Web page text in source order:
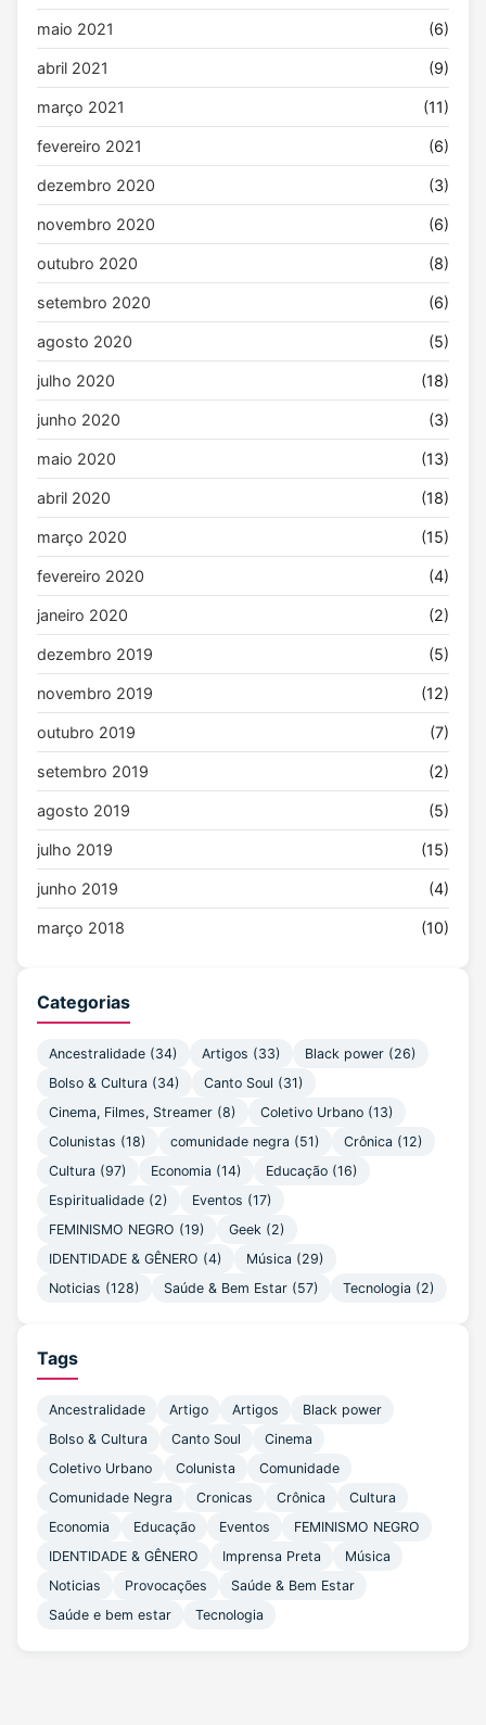
maio 2021 (6)
abril 2021 (9)
março 2021 (11)
fevereiro 2021 (6)
dezembro 2020 (3)
novembro 2020 (6)
outubro 2020 (8)
setembro 2020 (6)
agosto 2020 (5)
julho 2020 (18)
junho 2020 (3)
maio 2020 (13)
abril 2020 (18)
março 2020 (15)
fevereiro 2020 (4)
janeiro 2020 (2)
dezembro 2019 (5)
novembro 2019 (12)
outubro 2019 (7)
setembro 2019 (2)
agosto 2019 (5)
julho 2019 (15)
junho 2019 (4)
março 2018 (10)
Categorias
Ancestralidade (34) Artigos (33)
Black power (26)
Bolso & Cultura (34)
Canto Soul (31)
Cinema, Filmes, Streamer (8)
Coletivo Urbano (13)
Colunistas (18)
comunidade negra (51)
Crônica (12)
Cultura (97)
Economia (14)
Educação (16)
Espiritualidade (2)
Eventos (17)
FEMINISMO NEGRO (19)
Geek (2)
IDENTIDADE & GÊNERO (4)
Música (29)
Noticias (128)
Saúde & Bem Estar (57) Tecnologia (2)
Tags
Ancestralidade Artigo Artigos
Black power
Bolso & Cultura
Canto Soul
Cinema
Coletivo Urbano
Colunista
Comunidade
Comunidade Negra
Cronicas Crônica
Cultura
Economia
Educação Eventos
FEMINISMO NEGRO
IDENTIDADE & GÊNERO
Imprensa Preta
Música
Noticias
Provocações
Saúde & Bem Estar
Saúde e bem estar
Tecnologia